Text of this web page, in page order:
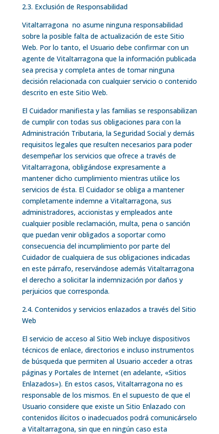
2.3. Exclusión de Responsabilidad
Vitaltarragona no asume ninguna responsabilidad
sobre la posible falta de actualización de este Sitio
Web. Por lo tanto, el Usuario debe confirmar con un
agente de Vitaltarragona que la información publicada
sea precisa y completa antes de tomar ninguna
decisión relacionada con cualquier servicio o contenido
descrito en este Sitio Web.
El Cuidador manifiesta y las familias se responsabilizan
de cumplir con todas sus obligaciones para con la
Administración Tributaria, la Seguridad Social y demás
requisitos legales que resulten necesarios para poder
desempeñar los servicios que ofrece a través de
Vitaltarragona, obligándose expresamente a
mantener dicho cumplimiento mientras utilice los
servicios de ésta. El Cuidador se obliga a mantener
completamente indemne a Vitaltarragona, sus
administradores, accionistas y empleados ante
cualquier posible reclamación, multa, pena o sanción
que puedan venir obligados a soportar como
consecuencia del incumplimiento por parte del
Cuidador de cualquiera de sus obligaciones indicadas
en este párrafo, reservándose además Vitaltarragona
el derecho a solicitar la indemnización por daños y
perjuicios que corresponda.
2.4. Contenidos y servicios enlazados a través del Sitio
Web
El servicio de acceso al Sitio Web incluye dispositivos
técnicos de enlace, directorios e incluso instrumentos
de búsqueda que permiten al Usuario acceder a otras
páginas y Portales de Internet (en adelante, «Sitios
Enlazados»). En estos casos, Vitaltarragona no es
responsable de los mismos. En el supuesto de que el
Usuario considere que existe un Sitio Enlazado con
contenidos ilícitos o inadecuados podrá comunicárselo
a Vitaltarragona, sin que en ningún caso esta